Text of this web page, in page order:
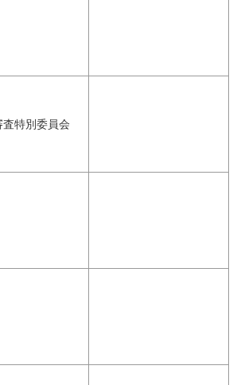
査特別委員会